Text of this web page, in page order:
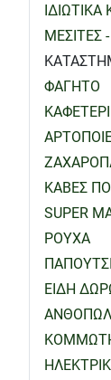
ΙΔΙΩΤΙΚΑ
ΜΕΣΙΤΕΣ
ΦΑΓΗΤΟ
ΚΑΒΕΣ
SUPER
ΡΟΥΧΑ
ΕΙΔΗ